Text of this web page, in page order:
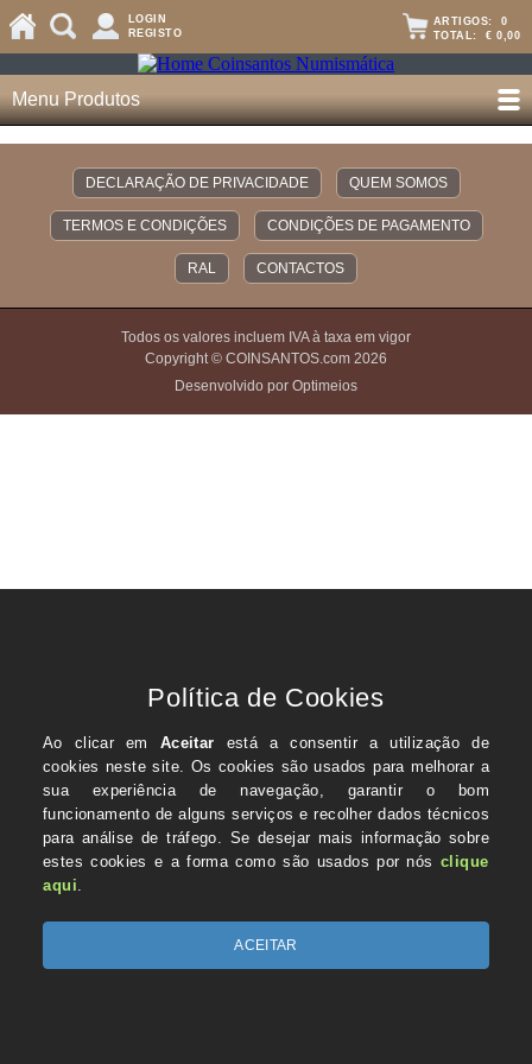
LOGIN
REGISTO
ARTIGOS: 0
TOTAL: € 0,00
Menu Produtos
DECLARAÇÃO DE PRIVACIDADE QUEM SOMOS
TERMOS E CONDIÇÕES CONDIÇÕES DE PAGAMENTO
RAL CONTACTOS
Todos os valores incluem IVA à taxa em vigor
Copyright © COINSANTOS.com 2026
Desenvolvido por Optimeios